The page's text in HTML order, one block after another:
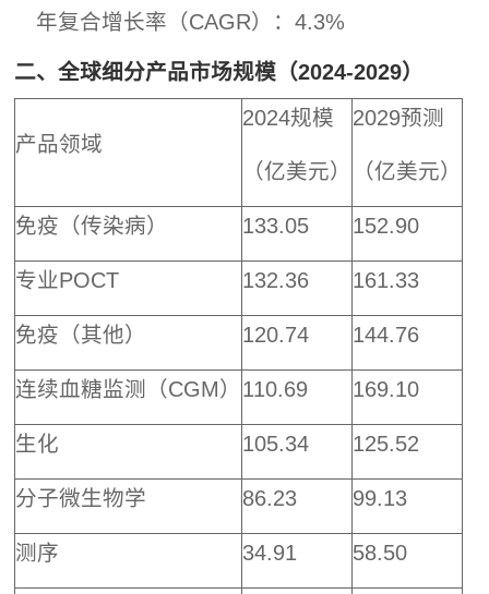
年复合增长率（CAGR）：4.3%
二、全球细分产品市场规模（2024-2029）
产品领域
2024规模
（亿美元）
2029预测
（亿美元）
免疫（传染病） 133.05 152.90
专业POCT 132.36 161.33
免疫（其他） 120.74 144.76
连续血糖监测（CGM） 110.69 169.10
生化 105.34 125.52
分子微生物学 86.23 99.13
测序 34.91 58.50